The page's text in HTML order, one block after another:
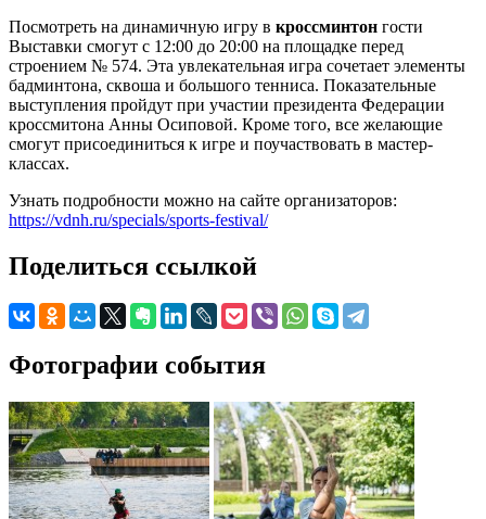
Посмотреть на динамичную игру в кроссминтон гости
Выставки смогут с 12:00 до 20:00 на площадке перед
строением № 574. Эта увлекательная игра сочетает элементы
бадминтона, сквоша и большого тенниса. Показательные
выступления пройдут при участии президента Федерации
кроссмитона Анны Осиповой. Кроме того, все желающие
смогут присоединиться к игре и поучаствовать в мастер-
классах.
Узнать подробности можно на сайте организаторов:
https://vdnh.ru/specials/sports-festival/
Поделиться ссылкой
Фотографии события